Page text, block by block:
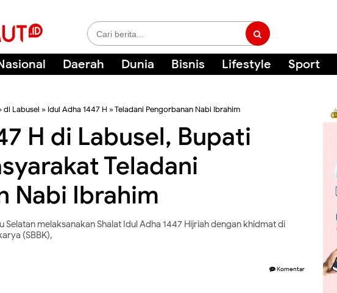
Daerah Dunia Bisnis Lifestyle Sport
di Labusel » Idul Adha 1447 H »Teladani Pengorbanan Nabi Ibrahim
H di Labusel, Bupati
Teladani
Nabi Ibrahim
melaksanakan Shalat Idul Adha 1447 Hijriah dengan khidmat di
(SBBK),
Komentar